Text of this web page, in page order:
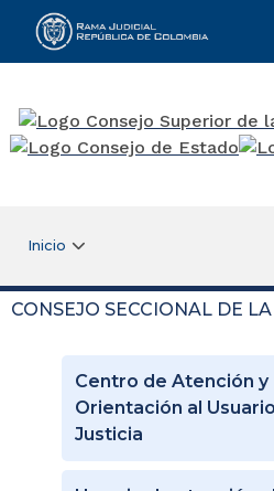
Rama Judicial
Inicio
CONSEJO SECCIONAL DE
Centro de Atención y
Orientación al
Justicia